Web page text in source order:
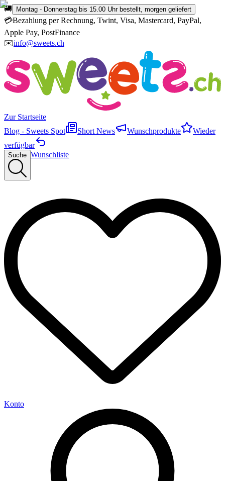
🚚 Montag - Donnerstag bis 15.00 Uhr bestellt, morgen geliefert
💳Bezahlung per Rechnung, Twint, Visa, Mastercard, PayPal,
Apple Pay, PostFinance
✉️info@sweets.ch
Zur Startseite
Blog - Sweets Spot
Short News Wunschprodukte
Wieder
verfügbar
Suche Wunschliste
Konto